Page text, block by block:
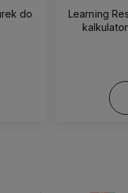
do
Learning